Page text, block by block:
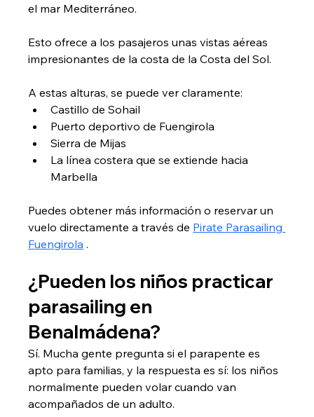
el mar Mediterráneo.
Esto ofrece a los pasajeros unas vistas aéreas
impresionantes de la costa de la Costa del Sol.
A estas alturas, se puede ver claramente:
Castillo de Sohail
Puerto deportivo de Fuengirola
Sierra de Mijas
La línea costera que se extiende hacia
Marbella
Puedes obtener más información o reservar un
vuelo directamente a través de Pirate Parasailing
Fuengirola .
¿Pueden los niños practicar
parasailing en
Benalmádena?
Sí. Mucha gente pregunta si el parapente es
apto para familias, y la respuesta es sí: los niños
normalmente pueden volar cuando van
acompañados de un adulto.